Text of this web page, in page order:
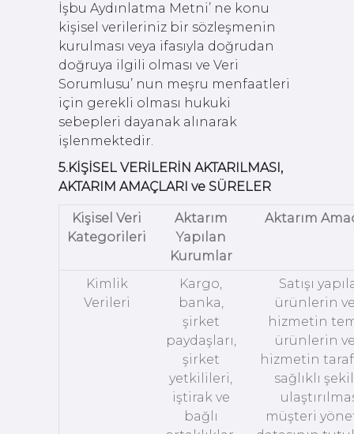
İşbu Aydınlatma Metni’ ne konu
kişisel verileriniz bir sözleşmenin
kurulması veya ifasıyla doğrudan
doğruya ilgili olması ve Veri
Sorumlusu’ nun meşru menfaatleri
için gerekli olması hukuki
sebepleri dayanak alınarak
işlenmektedir.
5.KİŞİSEL VERİLERİN AKTARILMASI,
AKTARIM AMAÇLARI ve SÜRELER
Kişisel Veri
Kategorileri
Aktarım
Yapılan
Kurumlar
Aktarım
Kimlik
Verileri
Kargo,
banka,
şirket
paydaşları,
şirket
yetkilileri,
iştirak ve
bağlı
Satışı
ürünlerin
hizmetin
ürünlerin
hizmetin
sağlıklı
müşteri